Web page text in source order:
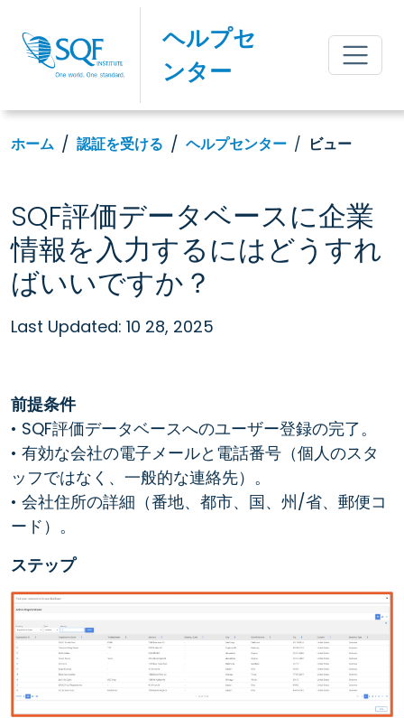
ヘルプセ
ンター
ホーム 認証を受ける ヘルプセンター ビュー
SQF評価データベースに企業
情報を入力するにはどうすれ
ばいいですか？
Last Updated: 10 28, 2025
前提条件
• SQF評価データベースへのユーザー登録の完了。
• 有効な会社の電子メールと電話番号（個人のスタ
ッフではなく、一般的な連絡先）。
• 会社住所の詳細（番地、都市、国、州/省、郵便コ
ード）。
ステップ